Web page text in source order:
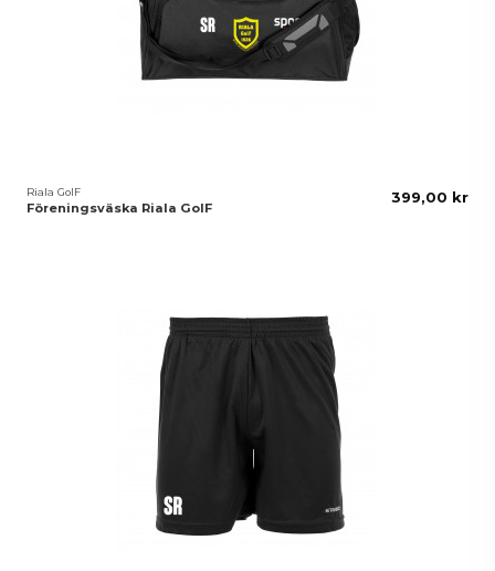
Riala GoIF
Föreningsväska Riala GoIF
399,00 kr